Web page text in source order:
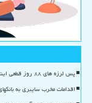
پس لرزه های ۸۸ روز قطعی اینترنت
اقدامات مخرب سایبری به